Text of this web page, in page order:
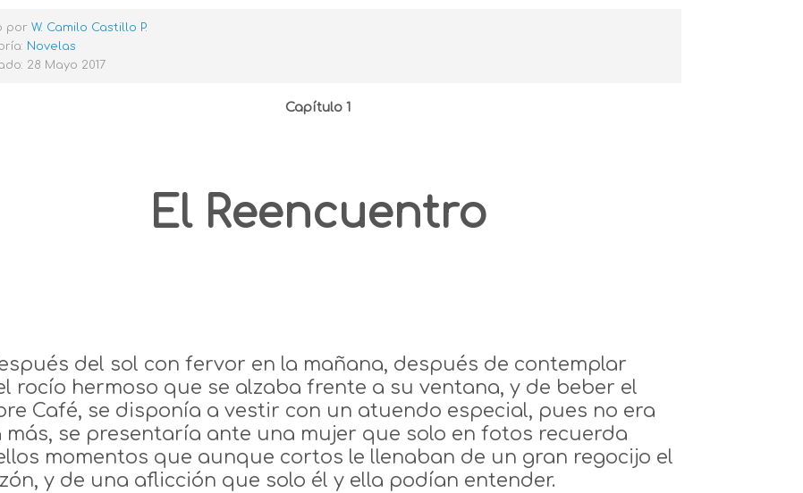
porW. Camilo Castillo P.
Novelas
28 Mayo 2017
Capítulo 1
El Reencuentro
del sol con fervor en la mañana, después de contemplar
rocío hermoso que se alzaba frente a su ventana, y de beber el
Café, se disponía a vestir con un atuendo especial, pues no era
más, se presentaría ante una mujer que solo en fotos recuerda
momentos que aunque cortos le llenaban de un gran regocijo el
y de una aflicción que solo él y ella podían entender.